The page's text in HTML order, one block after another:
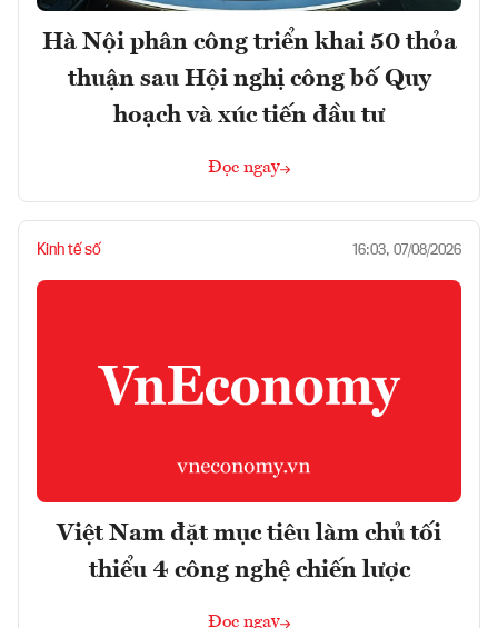
Hà Nội phân công triển khai 50 thỏa
thuận sau Hội nghị công bố Quy
hoạch và xúc tiến đầu tư
Đọc ngay
Kinh tế số 16:03, 07/08/2026
Việt Nam đặt mục tiêu làm chủ tối
thiểu 4 công nghệ chiến lược
Đọc ngay